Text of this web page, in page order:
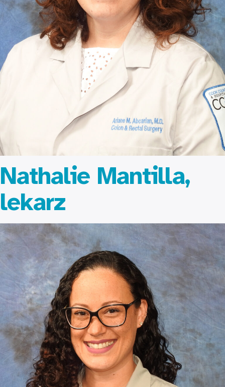
Nathalie Mantilla,
lekarz